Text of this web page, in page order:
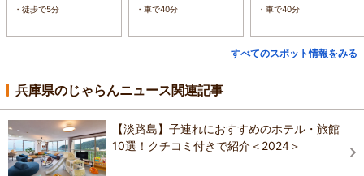
・徒歩で5分 ・車で40分 ・車で40分
すべてのスポット情報をみる
兵庫県のじゃらんニュース関連記事
【淡路島】子連れにおすすめのホテル・旅館
10選！クチコミ付きで紹介＜2024＞